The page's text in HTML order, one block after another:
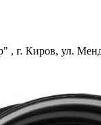
г. Киров, ул.